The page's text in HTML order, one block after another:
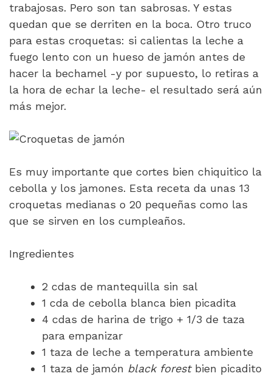
trabajosas. Pero son tan sabrosas. Y estas
quedan que se derriten en la boca. Otro truco
para estas croquetas: si calientas la leche a
fuego lento con un hueso de jamón antes de
hacer la bechamel -y por supuesto, lo retiras a
la hora de echar la leche- el resultado será aún
más mejor.
Es muy importante que cortes bien chiquitico la
cebolla y los jamones. Esta receta da unas 13
croquetas medianas o 20 pequeñas como las
que se sirven en los cumpleaños.
Ingredientes
2 cdas de mantequilla sin sal
1 cda de cebolla blanca bien picadita
4 cdas de harina de trigo + 1/3 de taza
para empanizar
1 taza de leche a temperatura ambiente
1 taza de jamón black forestbien picadito